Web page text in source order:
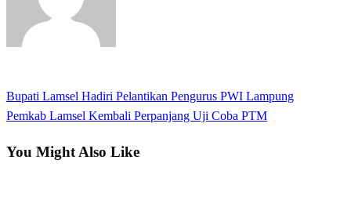
Navigasi
Previous
Post
Bupati Lamsel Hadiri Pelantikan Pengurus PWI Lampung
Next
Pemkab Lamsel Kembali Perpanjang Uji Coba PTM
You Might Also Like